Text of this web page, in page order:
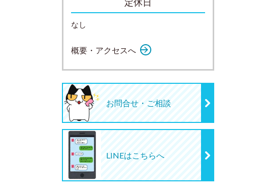
なし
概要・アクセスへ
お問合せ・ご相談
LINEはこちらへ